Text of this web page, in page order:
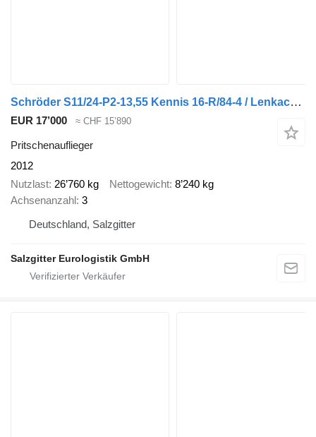
Schröder S11/24-P2-13,55 Kennis 16-R/84-4 / Lenkachse / Liftachse
EUR 17’000 ≈ CHF 15’890
Pritschenauflieger
2012
Nutzlast 26’760 kg Nettogewicht 8’240 kg
Achsenanzahl 3
Deutschland, Salzgitter
Salzgitter Eurologistik GmbH